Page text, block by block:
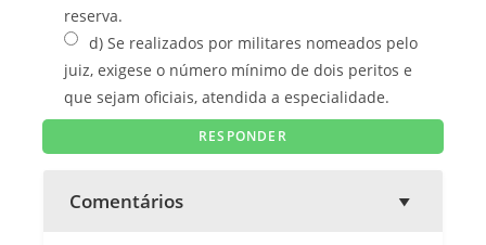
reserva.
d) Se realizados por militares nomeados pelo
juiz, exigese o número mínimo de dois peritos e
que sejam oficiais, atendida a especialidade.
Comentários